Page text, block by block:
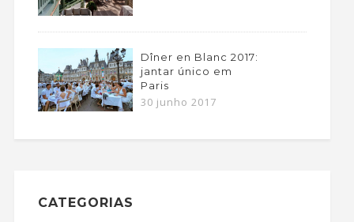
Dîner en Blanc 2017:
jantar único em
Paris
30 junho 2017
CATEGORIAS